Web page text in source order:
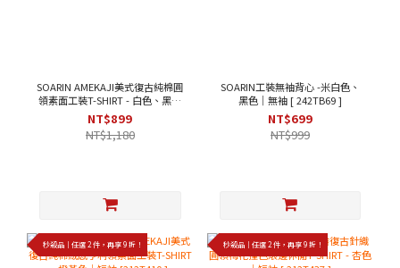
SOARIN AMEKAJI美式復古純棉圓
領素面工裝T-SHIRT - 白色、黑色
｜短袖 [ 2423T22 ]
NT$899
NT$1,180
SOARIN工裝無袖背心 -米白色、
黑色｜無袖 [ 242TB69 ]
NT$699
NT$999
秒殺品｜任選 2 件，再享 9 折！ 秒殺品｜任選 2 件，再享 9 折！